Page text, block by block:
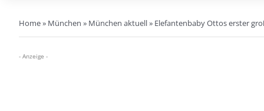
Home» München » München aktuell» Elefantenbaby Ottos erster
- Anzeige -